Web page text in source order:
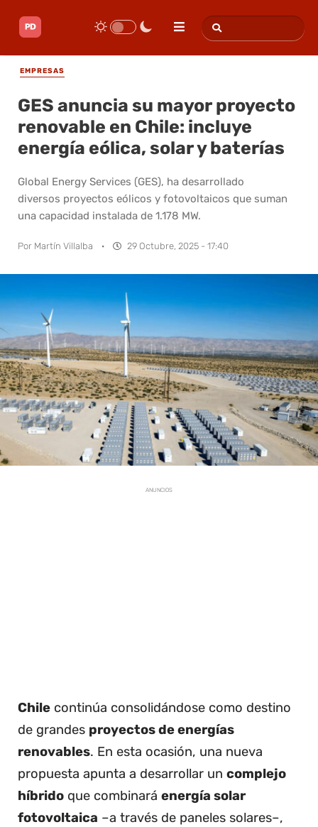
EMPRESAS
GES anuncia su mayor proyecto
renovable en Chile: incluye
energía eólica, solar y baterías
Global Energy Services (GES), ha desarrollado
diversos proyectos eólicos y fotovoltaicos que suman
una capacidad instalada de 1.178 MW.
Por Martín Villalba · 29 Octubre, 2025 - 17:40
ANUNCIOS
Chile continúa consolidándose como destino
de grandes proyectos de energías
renovables. En esta ocasión, una nueva
propuesta apunta a desarrollar un complejo
híbrido que combinará energía solar
fotovoltaica –a través de paneles solares–,